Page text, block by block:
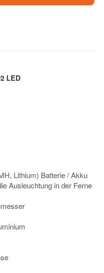
LED
Lithium) Batterie / Akku
Ausleuchtung in der Ferne